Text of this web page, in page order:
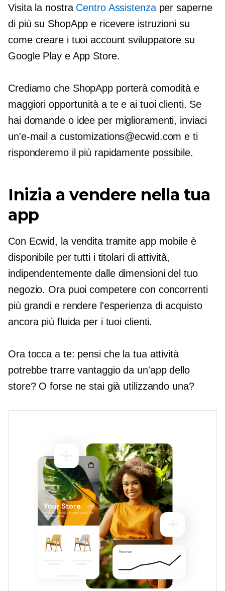
Visita la nostra Centro Assistenzaper saperne
di più su ShopApp e ricevere istruzioni su
come creare i tuoi account sviluppatore su
Google Play e App Store.
Crediamo che ShopApp porterà comodità e
maggiori opportunità a te e ai tuoi clienti. Se
hai domande o idee per miglioramenti, inviaci
un'e-mail a customizations@ecwid.com e ti
risponderemo il più rapidamente possibile.
Inizia a vendere nella tua
app
Con Ecwid, la vendita tramite app mobile è
disponibile per tutti i titolari di attività,
indipendentemente dalle dimensioni del tuo
negozio. Ora puoi competere con concorrenti
più grandi e rendere l'esperienza di acquisto
ancora più fluida per i tuoi clienti.
Ora tocca a te: pensi che la tua attività
potrebbe trarre vantaggio da un'app dello
store? O forse ne stai già utilizzando una?